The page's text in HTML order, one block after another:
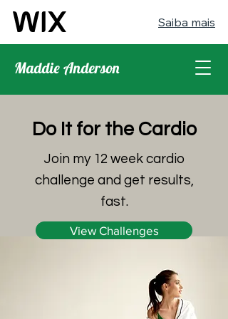
Saiba mais